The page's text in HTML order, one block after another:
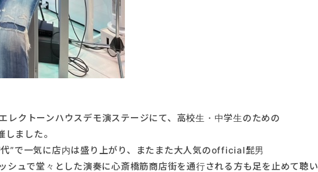
クトーンハウスデモ演ステージにて、高校生・中学生のための
ました。
”で一気に店内は盛り上がり、またまた大人気のofficial髭男
ュで堂々とした演奏に心斎橋筋商店街を通行される方も足を止めて聴い